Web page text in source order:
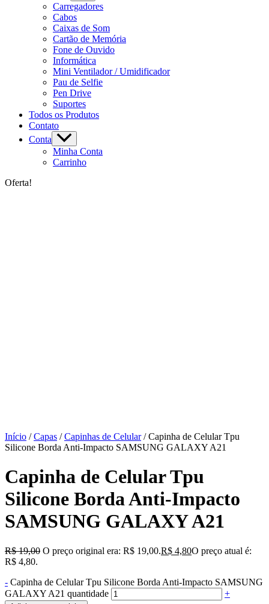
Carregadores
Cabos
Caixas de Som
Cartão de Memória
Fone de Ouvido
Informática
Mini Ventilador / Umidificador
Pau de Selfie
Pen Drive
Suportes
Todos os Produtos
Contato
Conta
Minha Conta
Carrinho
Oferta!
Início /Capas /Capinhas de Celular/ Capinha de Celular Tpu
Silicone Borda Anti-Impacto SAMSUNG GALAXY A21
Capinha de Celular Tpu
Silicone Borda Anti-Impacto
SAMSUNG GALAXY A21
R$19,00 O preço original era: R$ 19,00.R$ 4,80O preço atual é:
R$ 4,80.
- Capinha de Celular Tpu Silicone Borda Anti-Impacto SAMSUNG
GALAXY A21 quantidade
+